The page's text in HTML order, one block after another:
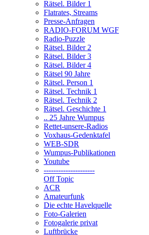
Rätsel. Bilder 1
Flatrates, Streams
Presse-Anfragen
RADIO-FORUM WGF
Radio-Puzzle
Rätsel. Bilder 2
Rätsel. Bilder 3
Rätsel. Bilder 4
Rätsel 90 Jahre
Rätsel. Person 1
Rätsel. Technik 1
Rätsel. Technik 2
Rätsel. Geschichte 1
.. 25 Jahre Wumpus
Rettet-unsere-Radios
Voxhaus-Gedenktafel
WEB-SDR
Wumpus-Publikationen
Youtube
---------------------
Off Topic
ACR
Amateurfunk
Die echte Havelquelle
Foto-Galerien
Fotogalerie privat
Luftbrücke